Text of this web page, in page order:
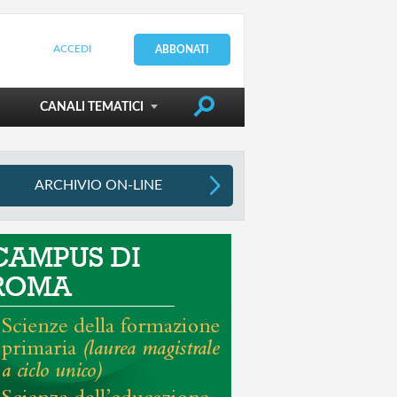
ACCEDI ABBONATI
DIRIGERE LA SCUOLA
CANALI TEMATICI
ARCHIVIO ON-LINE